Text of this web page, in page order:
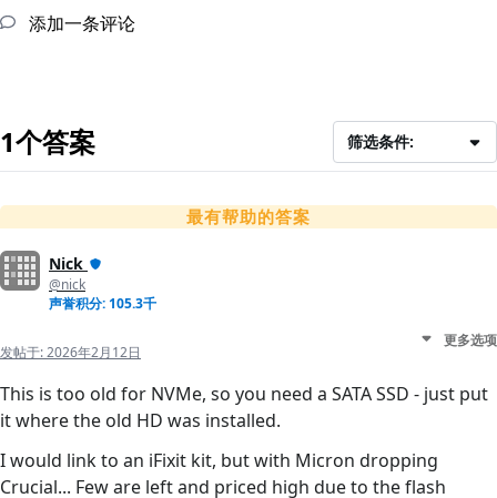
添加一条评论
1个答案 筛选条件:
最有帮助的答案
Nick
@nick
声誉积分: 105.3千
发帖于:2026年2月12日
更多选项
This is too old for NVMe, so you need a SATA SSD - just put
it where the old HD was installed.
I would link to an iFixit kit, but with Micron dropping
Crucial... Few are left and priced high due to the flash